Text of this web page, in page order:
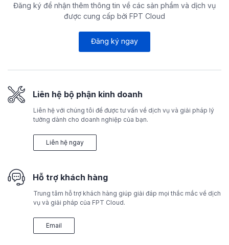
Đăng ký để nhận thêm thông tin về các sản phẩm và dịch vụ
được cung cấp bởi FPT Cloud
Đăng ký ngay
Liên hệ bộ phận kinh doanh
Liên hệ với chúng tôi để được tư vấn về dịch vụ và giải pháp lý
tưởng dành cho doanh nghiệp của bạn.
Liên hệ ngay
Hỗ trợ khách hàng
Trung tâm hỗ trợ khách hàng giúp giải đáp mọi thắc mắc về dịch
vụ và giải pháp của FPT Cloud.
Email